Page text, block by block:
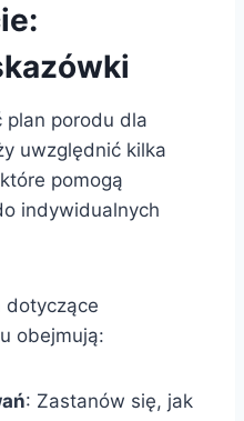
plan porodu dla
uwzględnić kilka
pomogą
indywidualnych
dotyczące
obejmują:
: Zastanów się, jak